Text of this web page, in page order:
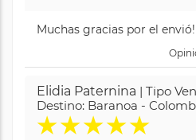
Muchas gracias por el
Elidia Paternina | Tipo
Destino: Baranoa -
★★★★★